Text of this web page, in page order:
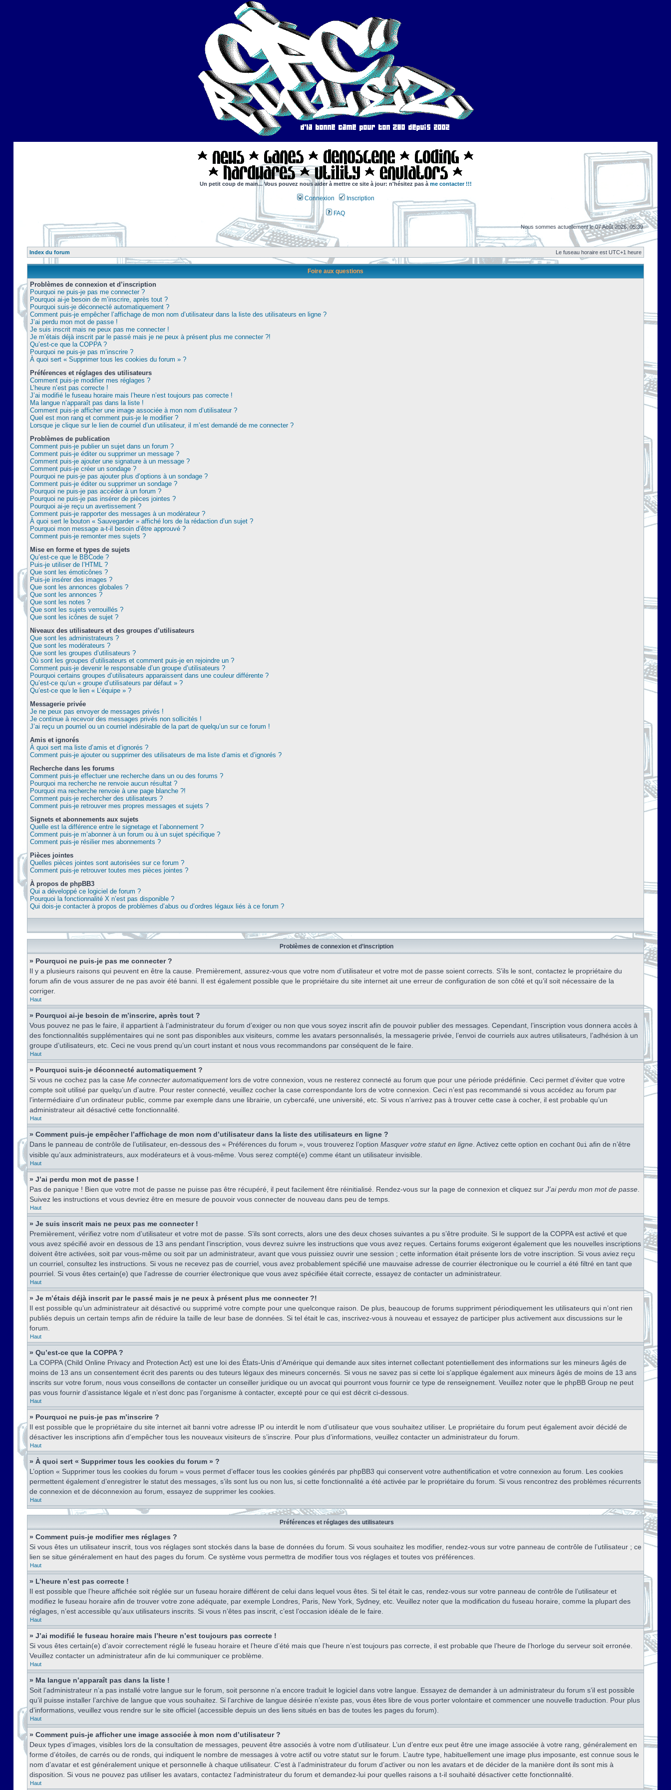
Un petit coup de main... Vous pouvez nous aider à mettre ce site à jour: n'hésitez pas à me contacter !!!
Connexion Inscription
FAQ
Nous sommes actuellement le 07 Août 2026, 05:39
Index du forum Le fuseau horaire est UTC+1 heure
Foire aux questions
Problèmes de connexion et d’inscription
Pourquoi ne puis-je pas me connecter ?
Pourquoi ai-je besoin de m’inscrire, après tout ?
Pourquoi suis-je déconnecté automatiquement ?
Comment puis-je empêcher l’affichage de mon nom d’utilisateur dans la liste des utilisateurs en ligne ?
J’ai perdu mon mot de passe !
Je suis inscrit mais ne peux pas me connecter !
Je m’étais déjà inscrit par le passé mais je ne peux à présent plus me connecter ?!
Qu’est-ce que la COPPA ?
Pourquoi ne puis-je pas m’inscrire ?
À quoi sert « Supprimer tous les cookies du forum » ?
Préférences et réglages des utilisateurs
Comment puis-je modifier mes réglages ?
L’heure n’est pas correcte !
J’ai modifié le fuseau horaire mais l’heure n’est toujours pas correcte !
Ma langue n’apparaît pas dans la liste !
Comment puis-je afficher une image associée à mon nom d’utilisateur ?
Quel est mon rang et comment puis-je le modifier ?
Lorsque je clique sur le lien de courriel d’un utilisateur, il m’est demandé de me connecter ?
Problèmes de publication
Comment puis-je publier un sujet dans un forum ?
Comment puis-je éditer ou supprimer un message ?
Comment puis-je ajouter une signature à un message ?
Comment puis-je créer un sondage ?
Pourquoi ne puis-je pas ajouter plus d’options à un sondage ?
Comment puis-je éditer ou supprimer un sondage ?
Pourquoi ne puis-je pas accéder à un forum ?
Pourquoi ne puis-je pas insérer de pièces jointes ?
Pourquoi ai-je reçu un avertissement ?
Comment puis-je rapporter des messages à un modérateur ?
À quoi sert le bouton « Sauvegarder » affiché lors de la rédaction d’un sujet ?
Pourquoi mon message a-t-il besoin d’être approuvé ?
Comment puis-je remonter mes sujets ?
Mise en forme et types de sujets
Qu’est-ce que le BBCode ?
Puis-je utiliser de l’HTML ?
Que sont les émoticônes ?
Puis-je insérer des images ?
Que sont les annonces globales ?
Que sont les annonces ?
Que sont les notes ?
Que sont les sujets verrouillés ?
Que sont les icônes de sujet ?
Niveaux des utilisateurs et des groupes d’utilisateurs
Que sont les administrateurs ?
Que sont les modérateurs ?
Que sont les groupes d’utilisateurs ?
Où sont les groupes d’utilisateurs et comment puis-je en rejoindre un ?
Comment puis-je devenir le responsable d’un groupe d’utilisateurs ?
Pourquoi certains groupes d’utilisateurs apparaissent dans une couleur différente ?
Qu’est-ce qu’un « groupe d’utilisateurs par défaut » ?
Qu’est-ce que le lien « L’équipe » ?
Messagerie privée
Je ne peux pas envoyer de messages privés !
Je continue à recevoir des messages privés non sollicités !
J’ai reçu un pourriel ou un courriel indésirable de la part de quelqu’un sur ce forum !
Amis et ignorés
À quoi sert ma liste d’amis et d’ignorés ?
Comment puis-je ajouter ou supprimer des utilisateurs de ma liste d’amis et d’ignorés ?
Recherche dans les forums
Comment puis-je effectuer une recherche dans un ou des forums ?
Pourquoi ma recherche ne renvoie aucun résultat ?
Pourquoi ma recherche renvoie à une page blanche ?!
Comment puis-je rechercher des utilisateurs ?
Comment puis-je retrouver mes propres messages et sujets ?
Signets et abonnements aux sujets
Quelle est la différence entre le signetage et l’abonnement ?
Comment puis-je m’abonner à un forum ou à un sujet spécifique ?
Comment puis-je résilier mes abonnements ?
Pièces jointes
Quelles pièces jointes sont autorisées sur ce forum ?
Comment puis-je retrouver toutes mes pièces jointes ?
À propos de phpBB3
Qui a développé ce logiciel de forum ?
Pourquoi la fonctionnalité X n’est pas disponible ?
Qui dois-je contacter à propos de problèmes d’abus ou d’ordres légaux liés à ce forum ?
Problèmes de connexion et d’inscription
» Pourquoi ne puis-je pas me connecter ?
Il y a plusieurs raisons qui peuvent en être la cause. Premièrement, assurez-vous que votre nom d’utilisateur et votre mot de passe soient corrects. S’ils le sont, contactez le propriétaire du
forum afin de vous assurer de ne pas avoir été banni. Il est également possible que le propriétaire du site internet ait une erreur de configuration de son côté et qu’il soit nécessaire de la
corriger.
Haut
» Pourquoi ai-je besoin de m’inscrire, après tout ?
Vous pouvez ne pas le faire, il appartient à l’administrateur du forum d’exiger ou non que vous soyez inscrit afin de pouvoir publier des messages. Cependant, l’inscription vous donnera accès à
des fonctionnalités supplémentaires qui ne sont pas disponibles aux visiteurs, comme les avatars personnalisés, la messagerie privée, l’envoi de courriels aux autres utilisateurs, l’adhésion à un
groupe d’utilisateurs, etc. Ceci ne vous prend qu’un court instant et nous vous recommandons par conséquent de le faire.
Haut
» Pourquoi suis-je déconnecté automatiquement ?
Si vous ne cochez pas la case Me connecter automatiquementlors de votre connexion, vous ne resterez connecté au forum que pour une période prédéfinie. Ceci permet d’éviter que votre
compte soit utilisé par quelqu’un d’autre. Pour rester connecté, veuillez cocher la case correspondante lors de votre connexion. Ceci n’est pas recommandé si vous accédez au forum par
l’intermédiaire d’un ordinateur public, comme par exemple dans une librairie, un cybercafé, une université, etc. Si vous n’arrivez pas à trouver cette case à cocher, il est probable qu’un
administrateur ait désactivé cette fonctionnalité.
Haut
» Comment puis-je empêcher l’affichage de mon nom d’utilisateur dans la liste des utilisateurs en ligne ?
Dans le panneau de contrôle de l’utilisateur, en-dessous des « Préférences du forum », vous trouverez l’option Masquer votre statut en ligne . Activez cette option en cochant Oui afin de n’être
visible qu’aux administrateurs, aux modérateurs et à vous-même. Vous serez compté(e) comme étant un utilisateur invisible.
Haut
» J’ai perdu mon mot de passe !
Pas de panique ! Bien que votre mot de passe ne puisse pas être récupéré, il peut facilement être réinitialisé. Rendez-vous sur la page de connexion et cliquez sur J’ai perdu mon mot de passe
Suivez les instructions et vous devriez être en mesure de pouvoir vous connecter de nouveau dans peu de temps.
Haut
» Je suis inscrit mais ne peux pas me connecter !
Premièrement, vérifiez votre nom d’utilisateur et votre mot de passe. S’ils sont corrects, alors une des deux choses suivantes a pu s’être produite. Si le support de la COPPA est activé et que
vous avez spécifié avoir en dessous de 13 ans pendant l’inscription, vous devrez suivre les instructions que vous avez reçues. Certains forums exigeront également que les nouvelles inscriptions
doivent être activées, soit par vous-même ou soit par un administrateur, avant que vous puissiez ouvrir une session ; cette information était présente lors de votre inscription. Si vous aviez reçu
un courriel, consultez les instructions. Si vous ne recevez pas de courriel, vous avez probablement spécifié une mauvaise adresse de courrier électronique ou le courriel a été filtré en tant que
pourriel. Si vous êtes certain(e) que l’adresse de courrier électronique que vous avez spécifiée était correcte, essayez de contacter un administrateur.
Haut
» Je m’étais déjà inscrit par le passé mais je ne peux à présent plus me connecter ?!
Il est possible qu’un administrateur ait désactivé ou supprimé votre compte pour une quelconque raison. De plus, beaucoup de forums suppriment périodiquement les utilisateurs qui n’ont rien
publiés depuis un certain temps afin de réduire la taille de leur base de données. Si tel était le cas, inscrivez-vous à nouveau et essayez de participer plus activement aux discussions sur le
forum.
Haut
» Qu’est-ce que la COPPA ?
La COPPA (Child Online Privacy and Protection Act) est une loi des États-Unis d’Amérique qui demande aux sites internet collectant potentiellement des informations sur les mineurs âgés de
moins de 13 ans un consentement écrit des parents ou des tuteurs légaux des mineurs concernés. Si vous ne savez pas si cette loi s’applique également aux mineurs âgés de moins de 13 ans
inscrits sur votre forum, nous vous conseillons de contacter un conseiller juridique ou un avocat qui pourront vous fournir ce type de renseignement. Veuillez noter que le phpBB Group ne peut
pas vous fournir d’assistance légale et n’est donc pas l’organisme à contacter, excepté pour ce qui est décrit ci-dessous.
Haut
» Pourquoi ne puis-je pas m’inscrire ?
Il est possible que le propriétaire du site internet ait banni votre adresse IP ou interdit le nom d’utilisateur que vous souhaitez utiliser. Le propriétaire du forum peut également avoir décidé de
désactiver les inscriptions afin d’empêcher tous les nouveaux visiteurs de s’inscrire. Pour plus d’informations, veuillez contacter un administrateur du forum.
Haut
» À quoi sert « Supprimer tous les cookies du forum » ?
L’option « Supprimer tous les cookies du forum » vous permet d’effacer tous les cookies générés par phpBB3 qui conservent votre authentification et votre connexion au forum. Les cookies
permettent également d’enregistrer le statut des messages, s’ils sont lus ou non lus, si cette fonctionnalité a été activée par le propriétaire du forum. Si vous rencontrez des problèmes récurrents
de connexion et de déconnexion au forum, essayez de supprimer les cookies.
Haut
Préférences et réglages des utilisateurs
» Comment puis-je modifier mes réglages ?
Si vous êtes un utilisateur inscrit, tous vos réglages sont stockés dans la base de données du forum. Si vous souhaitez les modifier, rendez-vous sur votre panneau de contrôle de l’utilisateur ; ce
lien se situe généralement en haut des pages du forum. Ce système vous permettra de modifier tous vos réglages et toutes vos préférences.
Haut
» L’heure n’est pas correcte !
Il est possible que l’heure affichée soit réglée sur un fuseau horaire différent de celui dans lequel vous êtes. Si tel était le cas, rendez-vous sur votre panneau de contrôle de l’utilisateur et
modifiez le fuseau horaire afin de trouver votre zone adéquate, par exemple Londres, Paris, New York, Sydney, etc. Veuillez noter que la modification du fuseau horaire, comme la plupart des
réglages, n’est accessible qu’aux utilisateurs inscrits. Si vous n’êtes pas inscrit, c’est l’occasion idéale de le faire.
Haut
» J’ai modifié le fuseau horaire mais l’heure n’est toujours pas correcte !
Si vous êtes certain(e) d’avoir correctement réglé le fuseau horaire et l’heure d’été mais que l’heure n’est toujours pas correcte, il est probable que l’heure de l’horloge du serveur soit erronée.
Veuillez contacter un administrateur afin de lui communiquer ce problème.
Haut
» Ma langue n’apparaît pas dans la liste !
Soit l’administrateur n’a pas installé votre langue sur le forum, soit personne n’a encore traduit le logiciel dans votre langue. Essayez de demander à un administrateur du forum s’il est possible
qu’il puisse installer l’archive de langue que vous souhaitez. Si l’archive de langue désirée n’existe pas, vous êtes libre de vous porter volontaire et commencer une nouvelle traduction. Pour plus
d’informations, veuillez vous rendre sur le site officiel (accessible depuis un des liens situés en bas de toutes les pages du forum).
Haut
» Comment puis-je afficher une image associée à mon nom d’utilisateur ?
Deux types d’images, visibles lors de la consultation de messages, peuvent être associés à votre nom d’utilisateur. L’un d’entre eux peut être une image associée à votre rang, généralement en
forme d’étoiles, de carrés ou de ronds, qui indiquent le nombre de messages à votre actif ou votre statut sur le forum. L’autre type, habituellement une image plus imposante, est connue sous le
nom d’avatar et est généralement unique et personnelle à chaque utilisateur. C’est à l’administrateur du forum d’activer ou non les avatars et de décider de la manière dont ils sont mis à
disposition. Si vous ne pouvez pas utiliser les avatars, contactez l’administrateur du forum et demandez-lui pour quelles raisons a t-il souhaité désactiver cette fonctionnalité.
Haut